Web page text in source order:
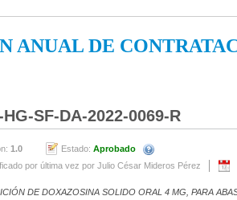
ANUAL DE
HG-SF-DA-2022-0069-R
1.0 Estado: Aprobado
por última vez por Julio César Mideros Pérez
DE DOXAZOSINA SOLIDO ORAL 4 MG, PARA